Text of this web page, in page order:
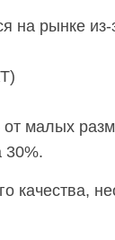
на рынке
малых
30%.
качества,